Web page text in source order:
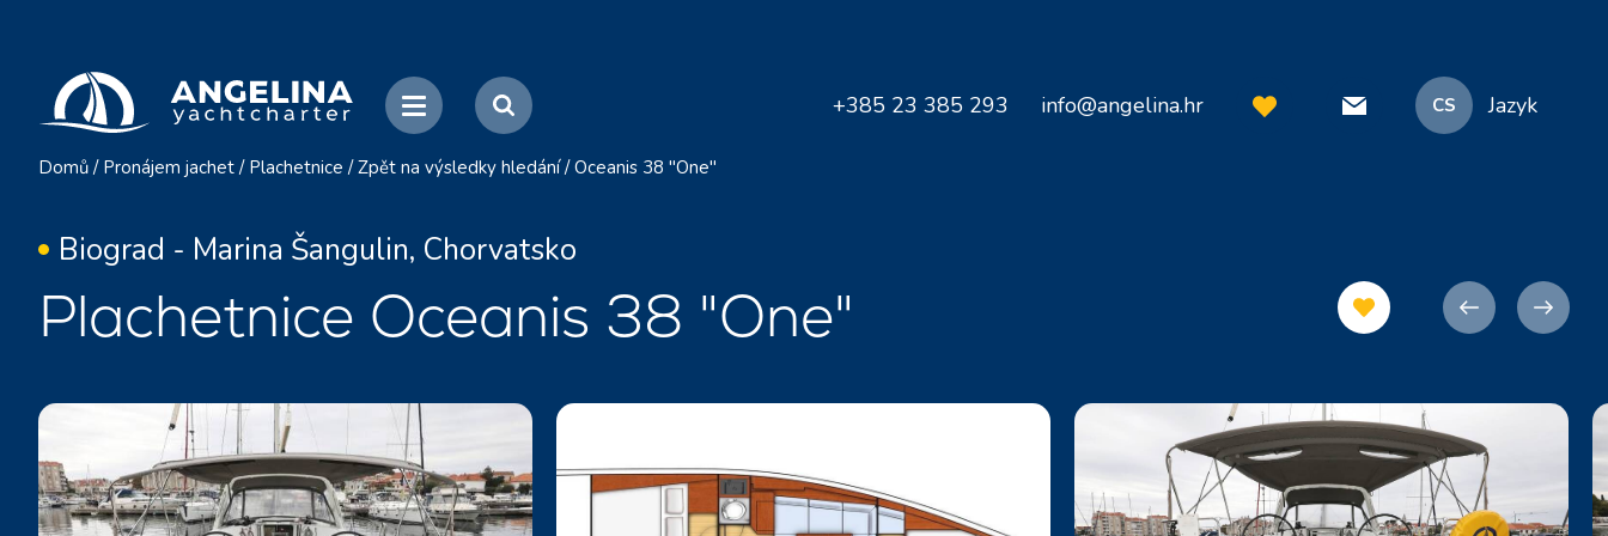
+385 23 385 293 info@angelina.hr CS Jazyk
Domů / Pronájem jachet / Plachetnice / Zpět na výsledky hledání / Oceanis 38 "One"
Biograd - Marina Šangulin, Chorvatsko
Plachetnice Oceanis 38 "One"